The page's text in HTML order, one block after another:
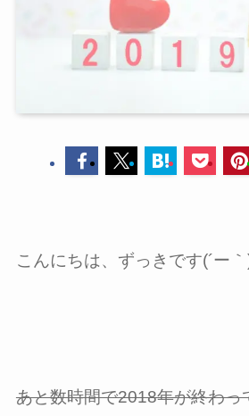
こんにちは、ずっきです(´ー
あと数時間で2018年が終わっ